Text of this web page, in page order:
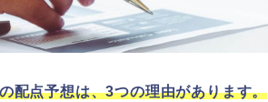
配点予想は、3つの理由があります。